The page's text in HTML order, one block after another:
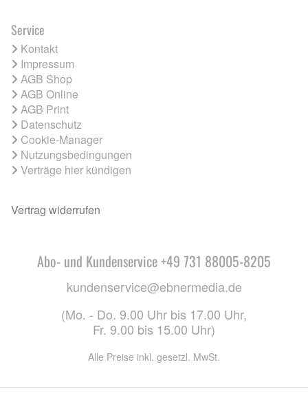
Service
Kontakt
Impressum
AGB Shop
AGB Online
AGB Print
Datenschutz
Cookie-Manager
Nutzungsbedingungen
Verträge hier kündigen
Vertrag widerrufen
Abo- und Kundenservice +49 731 88005-8205
kundenservice@ebnermedia.de
(Mo. - Do. 9.00 Uhr bis 17.00 Uhr,
Fr. 9.00 bis 15.00 Uhr)
Alle Preise inkl. gesetzl. MwSt.